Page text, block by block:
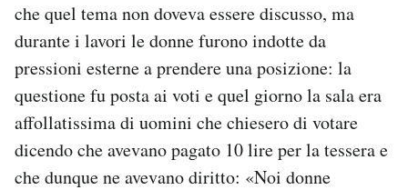
che quel tema non doveva essere discusso, ma
durante i lavori le donne furono indotte da
pressioni esterne a prendere una posizione: la
questione fu posta ai voti e quel giorno la sala era
affollatissima di uomini che chiesero di votare
dicendo che avevano pagato 10 lire per la tessera e
che dunque ne avevano diritto: «Noi donne